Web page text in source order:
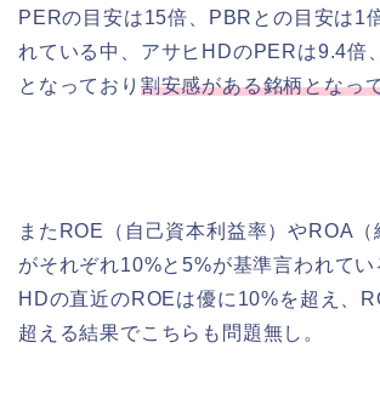
PERの目安は15倍、PBRとの目安は1
れている中、アサヒHDのPERは9.4倍
となっており 割安感がある銘柄となっ
またROE（自己資本利益率）やROA（
がそれぞれ10%と5%が基準言われてい
HDの直近のROEは優に10%を超え、
超える結果でこちらも問題無し。